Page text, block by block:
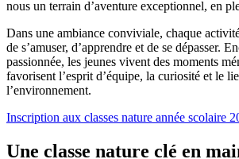
nous un terrain d’aventure exceptionnel, en
Dans une ambiance conviviale, chaque
de s’amuser, d’apprendre et de se dépasser.
passionnée, les jeunes vivent des moments
favorisent l’esprit d’équipe, la curiosité et le
l’environnement.
Inscription aux classes nature année scolaire
Une classe nature clé en